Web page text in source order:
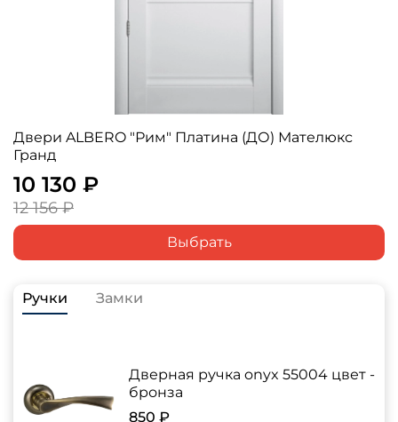
Двери ALBERO "Рим" Платина (ДО) Мателюкс
Гранд
10 130 ₽
12 156 ₽
Выбрать
Ручки Замки
Дверная ручка onyx 55004 цвет -
бронза
850 ₽